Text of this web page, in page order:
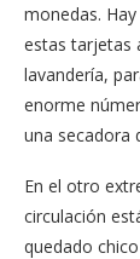
monedas.
estas tarjetas
lavandería,
enorme
una secadora
En el otro
circulación
quedado